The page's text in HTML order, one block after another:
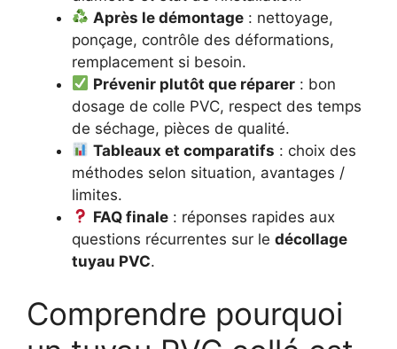
Après le démontage : nettoyage,
ponçage, contrôle des déformations,
remplacement si besoin.
Prévenir plutôt que réparer : bon
dosage de colle PVC, respect des temps
de séchage, pièces de qualité.
Tableaux et comparatifs : choix des
méthodes selon situation, avantages /
limites.
FAQ finale : réponses rapides aux
questions récurrentes sur le décollage
tuyau PVC.
Comprendre pourquoi